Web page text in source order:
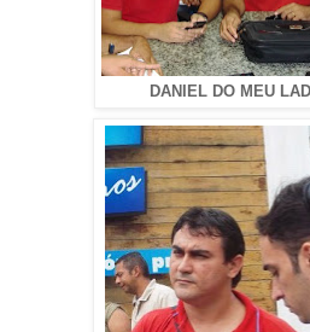
DANIEL DO MEU